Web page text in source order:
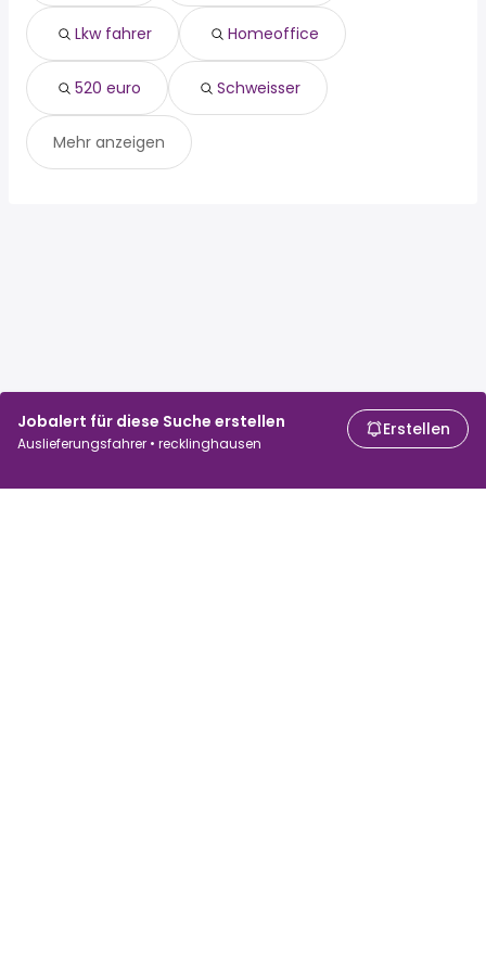
Jobalert für diese Suche erstellen
Auslieferungsfahrer • recklinghausen
Erstellen
Lkw fahrer Homeoffice
520 euro Schweisser
Mehr anzeigen